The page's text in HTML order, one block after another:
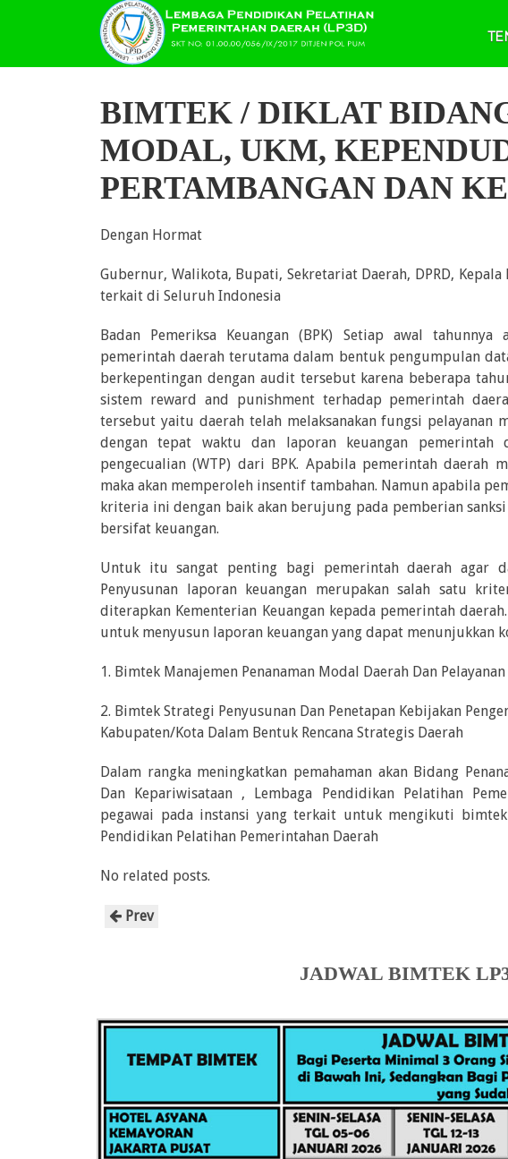
BIMTEK / DIKLAT
MODAL, UKM,
PERTAMBANGAN DAN
Dengan Hormat
Gubernur, Walikota, Bupati, Sekretariat Daerah, DPRD,
terkait di Seluruh Indonesia
Badan Pemeriksa Keuangan (BPK) Setiap awal
pemerintah daerah terutama dalam bentuk pengumpulan
berkepentingan dengan audit tersebut karena beberapa
sistem reward and punishment terhadap pemerintah
tersebut yaitu daerah telah melaksanakan fungsi pelayanan
dengan tepat waktu dan laporan keuangan pemerintah
pengecualian (WTP) dari BPK. Apabila pemerintah daerah
maka akan memperoleh insentif tambahan. Namun apabila
kriteria ini dengan baik akan berujung pada pemberian
bersifat keuangan.
Untuk itu sangat penting bagi pemerintah daerah agar
Penyusunan laporan keuangan merupakan salah satu
diterapkan Kementerian Keuangan kepada pemerintah
untuk menyusun laporan keuangan yang dapat menunjukkan
1. Bimtek Manajemen Penanaman Modal Daerah Dan
2. Bimtek Strategi Penyusunan Dan Penetapan Kebijakan
Kabupaten/Kota Dalam Bentuk Rencana Strategis Daerah
Dalam rangka meningkatkan pemahaman akan Bidang
Dan Kepariwisataan , Lembaga Pendidikan Pelatihan
pegawai pada instansi yang terkait untuk mengikuti
Pendidikan Pelatihan Pemerintahan Daerah
No related posts.
Prev
JADWAL BIMTEK